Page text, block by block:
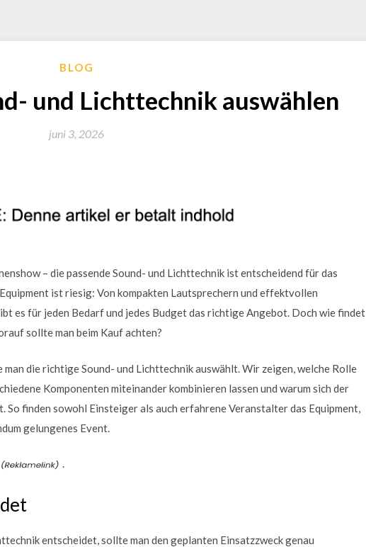
BLOG
und Lichttechnik auswählen
juni 3, 2026
– die passende Sound- und Lichttechnik ist entscheidend für das
ist riesig: Von kompakten Lautsprechern und effektvollen
es für jeden Bedarf und jedes Budget das richtige Angebot. Doch wie findet
sollte man beim Kauf achten?
die richtige Sound- und Lichttechnik auswählt. Wir zeigen, welche Rolle
Komponenten miteinander kombinieren lassen und warum sich der
finden sowohl Einsteiger als auch erfahrene Veranstalter das Equipment,
gelungenes Event.
.
entscheidet, sollte man den geplanten Einsatzzweck genau